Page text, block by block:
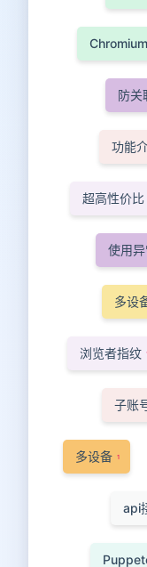
防关
功能
超高性价比
使用
多设
浏览者指纹
子账
多设备 1
api